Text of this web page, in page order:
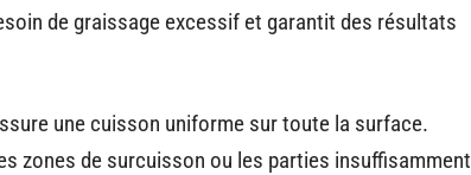
de graissage excessif et garantit des résultats
une cuisson uniforme sur toute la surface.
zones de surcuisson ou les parties insuffisamment